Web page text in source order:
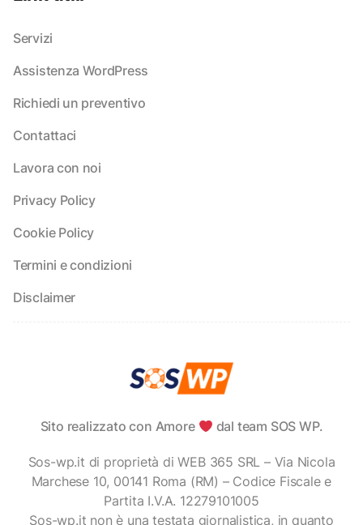
Servizi
Assistenza WordPress
Richiedi un preventivo
Contattaci
Lavora con noi
Privacy Policy
Cookie Policy
Termini e condizioni
Disclaimer
Sito realizzato con Amore dal team SOS WP.
Sos-wp.it di proprietà di WEB 365 SRL – Via Nicola
Marchese 10, 00141 Roma (RM) – Codice Fiscale e
Partita I.V.A. 12279101005
Sos-wp.it non è una testata giornalistica, in quanto